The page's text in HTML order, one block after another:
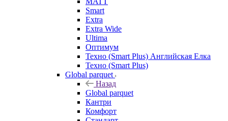
Smart
Extra
Extra Wide
Ultima
Оптимум
Техно (Smart Plus) Английская Елка
Техно (Smart Plus)
Global parquet
Назад
Global parquet
Кантри
Комфорт